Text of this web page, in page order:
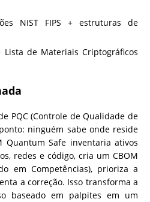
NIST FIPS + estruturas de
Lista de Materiais Criptográficos
PQC (Controle de Qualidade de
ninguém sabe onde reside
Safe inventaria ativos
redes e código, cria um CBOM
em Competências), prioriza a
a correção. Isso transforma a
baseado em palpites em um